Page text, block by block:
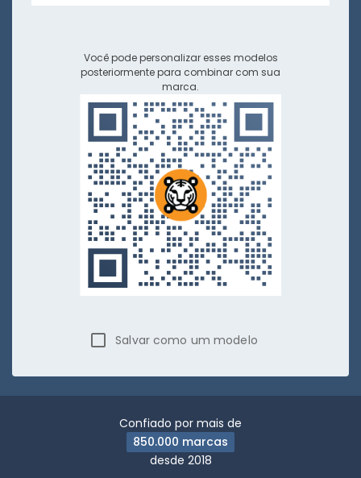
Você pode personalizar esses modelos
posteriormente para combinar com sua
marca.
Salvar como um modelo
Confiado por mais de
850.000 marcas
desde 2018